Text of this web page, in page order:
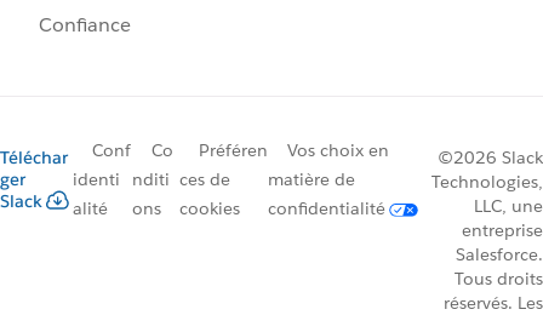
Confiance
Téléchar
ger
Slack
Conf
identi
alité
Co
nditi
ons
Préféren
ces de
cookies
Vos choix en
matière de
confidentialité
©2026 Slack
Technologies,
LLC, une
entreprise
Salesforce.
Tous droits
réservés. Les